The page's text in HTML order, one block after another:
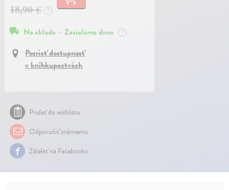
18,90 €
?
Na sklade – Zasielame dnes ?
Pozrieť dostupnosť
v kníhkupectvách
Pridať do wishlistu
Odporučiť známemu
Zdielať na Facebooku